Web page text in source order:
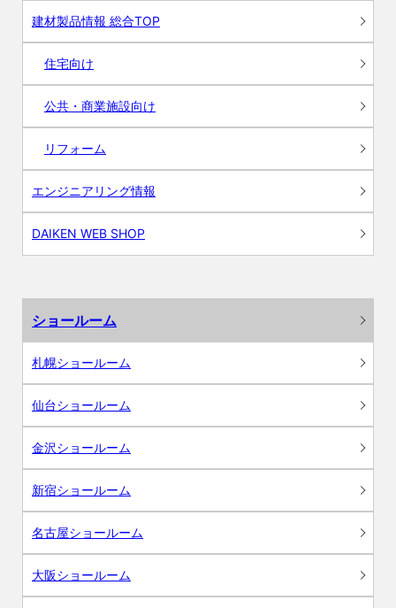
建材製品情報 総合TOP
住宅向け
公共・商業施設向け
リフォーム
エンジニアリング情報
DAIKEN WEB SHOP
ショールーム
札幌ショールーム
仙台ショールーム
金沢ショールーム
新宿ショールーム
名古屋ショールーム
大阪ショールーム